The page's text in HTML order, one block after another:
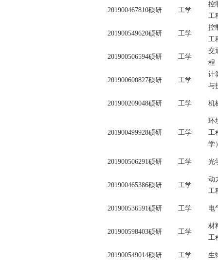
201900467810硕研 工学
控
工
201900549620硕研 工学
控
工
201900506594硕研 工学
交
程
201900600827硕研 工学
计
与
201900209048硕研 工学 机
201900499928硕研 工学
环
工
学
201900506291硕研 工学 光
201900465386硕研 工学
动
工
201900536591硕研 工学 电
201900598403硕研 工学
材
工
201900549014硕研 工学 生